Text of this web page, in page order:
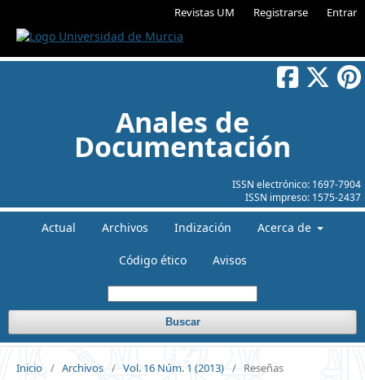
Revistas UM Registrarse Entrar
ISSN electrónico: 1697-7904
ISSN impreso: 1575-2437
Anales de
Documentación
Actual Archivos Indización Acerca de
Código ético Avisos
Buscar
Inicio / Archivos / Vol. 16 Núm. 1 (2013) / Reseñas